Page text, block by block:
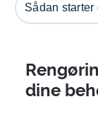
Sådan starter
dine